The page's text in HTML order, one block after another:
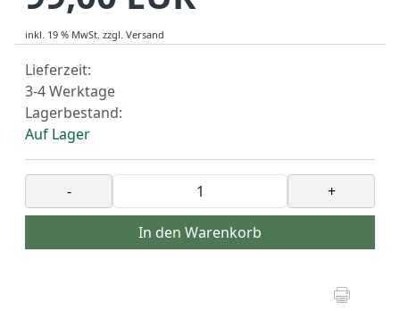
inkl. 19 % MwSt. zzgl. Versand
Lieferzeit:
3-4 Werktage
Lagerbestand:
Auf Lager
- +
In den Warenkorb